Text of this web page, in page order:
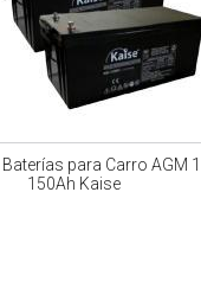
para Carro AGM
150Ah Kaise